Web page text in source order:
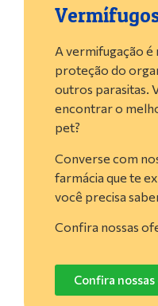
A vermifugação é
proteção do
outros parasitas.
encontrar o
pet?
Converse com
farmácia que te
você precisa
Confira nossas
Confira